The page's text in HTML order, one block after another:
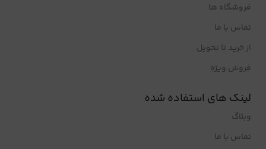
فروشگاه ها
تماس با ما
از خرید تا تحویل
فروش ویژه
لینک های استفاده شده
وبلاگ
تماس با ما